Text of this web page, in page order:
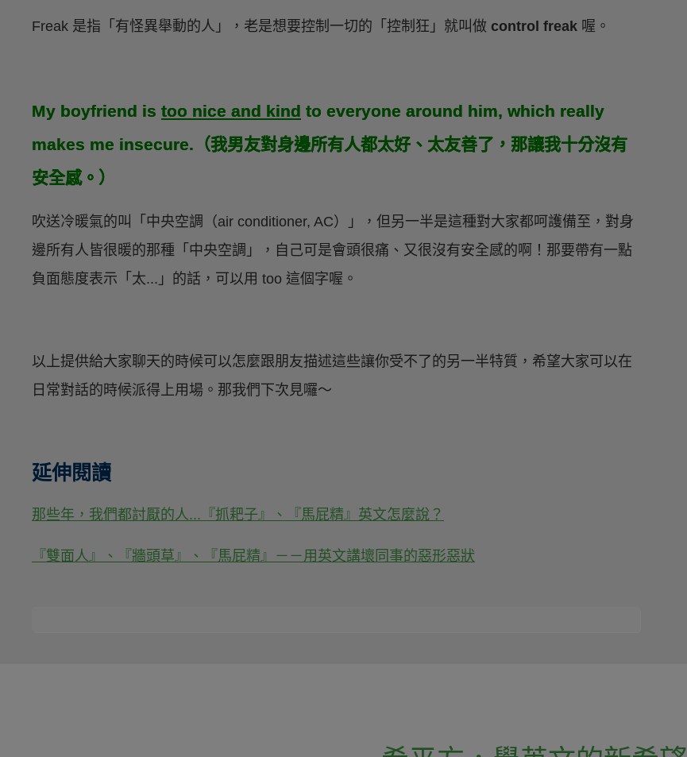
Freak 是指「有怪異舉動的人」，老是想要控制一切的「控制狂」就叫做 control freak 喔。
My boyfriend is too nice and kind to everyone around him, which really
makes me insecure.（我男友對身邊所有人都太好、太友善了，那讓我十分沒有
安全感。）
吹送冷暖氣的叫「中央空調（air conditioner, AC）」，但另一半是這種對大家都呵護備至，對身
邊所有人皆很暖的那種「中央空調」，自己可是會頭很痛、又很沒有安全感的啊！那要帶有一點
負面態度表示「太...」的話，可以用 too 這個字喔。
以上提供給大家聊天的時候可以怎麼跟朋友描述這些讓你受不了的另一半特質，希望大家可以在
日常對話的時候派得上用場。那我們下次見囉～
延伸閱讀
那些年，我們都討厭的人...『抓耙子』、『馬屁精』英文怎麼說？
『雙面人』、『牆頭草』、『馬屁精』－－用英文講壞同事的惡形惡狀